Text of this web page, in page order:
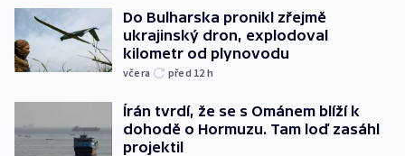
Do Bulharska pronikl zřejmě
ukrajinský dron, explodoval
kilometr od plynovodu
včera před 12 h
Írán tvrdí, že se s Ománem blíží k
dohodě o Hormuzu. Tam loď zasáhl
projektil